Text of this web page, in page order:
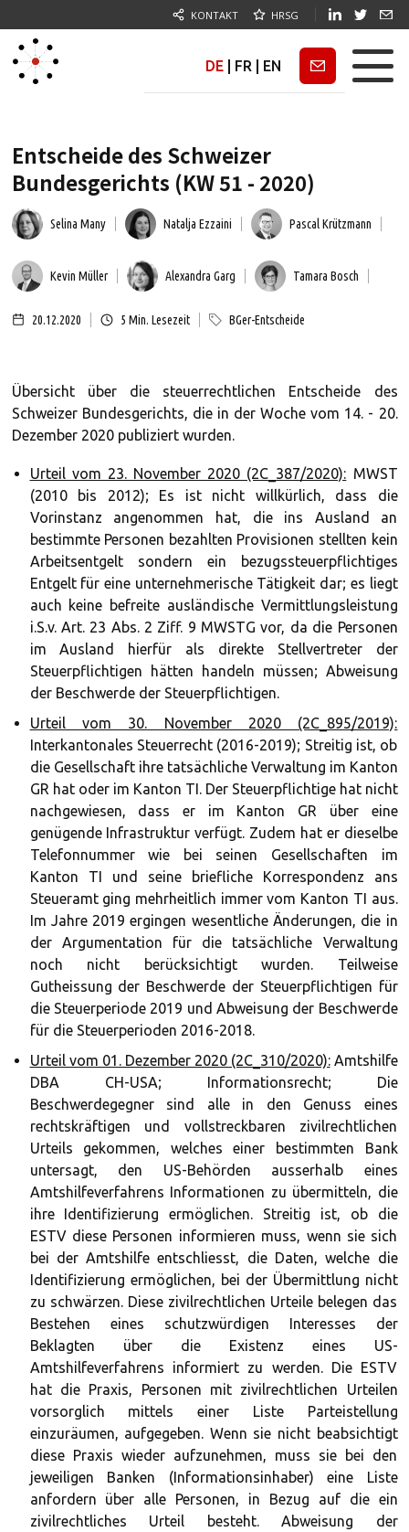
KONTAKT HRSG
DE FR EN Newsletter
Entscheide des Schweizer
Bundesgerichts (KW 51 - 2020)
Selina Many Natalja Ezzaini Pascal Krützmann
Kevin Müller Alexandra Garg Tamara Bosch
20.12.2020 5 Min. Lesezeit BGer-Entscheide
Übersicht über die steuerrechtlichen Entscheide des
Schweizer Bundesgerichts, die in der Woche vom 14. - 20.
Dezember 2020 publiziert wurden.
Urteil vom 23. November 2020 (2C_387/2020): MWST
(2010 bis 2012); Es ist nicht willkürlich, dass die
Vorinstanz angenommen hat, die ins Ausland an
bestimmte Personen bezahlten Provisionen stellten kein
Arbeitsentgelt sondern ein bezugssteuerpflichtiges
Entgelt für eine unternehmerische Tätigkeit dar; es liegt
auch keine befreite ausländische Vermittlungsleistung
i.S.v. Art. 23 Abs. 2 Ziff. 9 MWSTG vor, da die Personen
im Ausland hierfür als direkte Stellvertreter der
Steuerpflichtigen hätten handeln müssen; Abweisung
der Beschwerde der Steuerpflichtigen.
Urteil vom 30. November 2020 (2C_895/2019):
Interkantonales Steuerrecht (2016-2019); Streitig ist, ob
die Gesellschaft ihre tatsächliche Verwaltung im Kanton
GR hat oder im Kanton TI. Der Steuerpflichtige hat nicht
nachgewiesen, dass er im Kanton GR über eine
genügende Infrastruktur verfügt. Zudem hat er dieselbe
Telefonnummer wie bei seinen Gesellschaften im
Kanton TI und seine briefliche Korrespondenz ans
Steueramt ging mehrheitlich immer vom Kanton TI aus.
Im Jahre 2019 ergingen wesentliche Änderungen, die in
der Argumentation für die tatsächliche Verwaltung
noch nicht berücksichtigt wurden. Teilweise
Gutheissung der Beschwerde der Steuerpflichtigen für
die Steuerperiode 2019 und Abweisung der Beschwerde
für die Steuerperioden 2016-2018.
Urteil vom 01. Dezember 2020 (2C_310/2020):Amtshilfe
DBA CH-USA; Informationsrecht; Die
Beschwerdegegner sind alle in den Genuss eines
rechtskräftigen und vollstreckbaren zivilrechtlichen
Urteils gekommen, welches einer bestimmten Bank
untersagt, den US-Behörden ausserhalb eines
Amtshilfeverfahrens Informationen zu übermitteln, die
ihre Identifizierung ermöglichen. Streitig ist, ob die
ESTV diese Personen informieren muss, wenn sie sich
bei der Amtshilfe entschliesst, die Daten, welche die
Identifizierung ermöglichen, bei der Übermittlung nicht
zu schwärzen. Diese zivilrechtlichen Urteile belegen das
Bestehen eines schutzwürdigen Interesses der
Beklagten über die Existenz eines US-
Amtshilfeverfahrens informiert zu werden. Die ESTV
hat die Praxis, Personen mit zivilrechtlichen Urteilen
vorsorglich mittels einer Liste Parteistellung
einzuräumen, aufgegeben. Wenn sie nicht beabsichtigt
diese Praxis wieder aufzunehmen, muss sie bei den
jeweiligen Banken (Informationsinhaber) eine Liste
anfordern über alle Personen, in Bezug auf die ein
zivilrechtliches Urteil besteht. Abweisung der